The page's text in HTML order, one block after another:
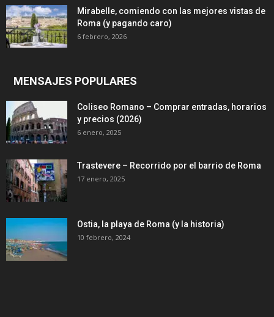
Mirabelle, comiendo con las mejores vistas de
Roma (y pagando caro)
6 febrero, 2026
MENSAJES POPULARES
Coliseo Romano – Comprar entradas, horarios
y precios (2026)
6 enero, 2025
Trastevere – Recorrido por el barrio de Roma
17 enero, 2025
Ostia, la playa de Roma (y la historia)
10 febrero, 2024